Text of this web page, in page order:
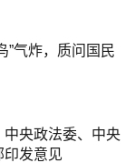
”气炸，质问国民
央政法委、中央
印发意见